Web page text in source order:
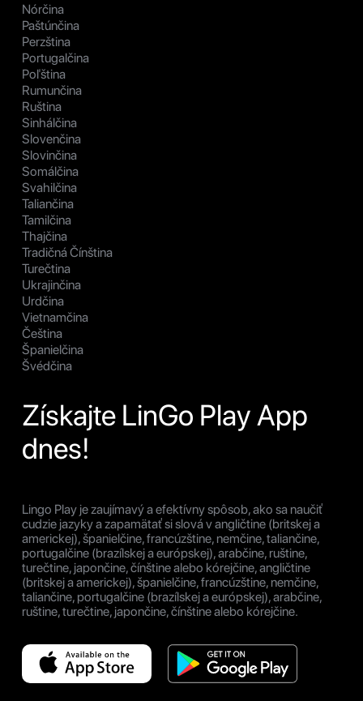
Nórčina
Paštúnčina
Perzština
Portugalčina
Poľština
Rumunčina
Ruština
Sinhálčina
Slovenčina
Slovinčina
Somálčina
Svahilčina
Taliančina
Tamilčina
Thajčina
Tradičná Čínština
Turečtina
Ukrajinčina
Urdčina
Vietnamčina
Čeština
Španielčina
Švédčina
Získajte LinGo Play App
dnes!
Lingo Play je zaujímavý a efektívny spôsob, ako sa naučiť
cudzie jazyky a zapamätať si slová v angličtine (britskej a
americkej), španielčine, francúzštine, nemčine, taliančine,
portugalčine (brazílskej a európskej), arabčine, ruštine,
turečtine, japončine, čínštine alebo kórejčine, angličtine
(britskej a americkej), španielčine, francúzštine, nemčine,
taliančine, portugalčine (brazílskej a európskej), arabčine,
ruštine, turečtine, japončine, čínštine alebo kórejčine.